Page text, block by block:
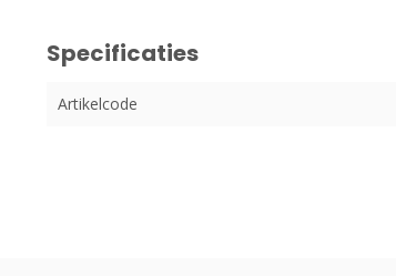
Specificaties
Artikelcode